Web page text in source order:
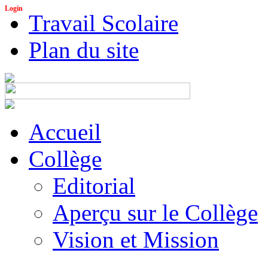
Login
Travail Scolaire
Plan du site
Accueil
Collège
Editorial
Aperçu sur le Collège
Vision et Mission